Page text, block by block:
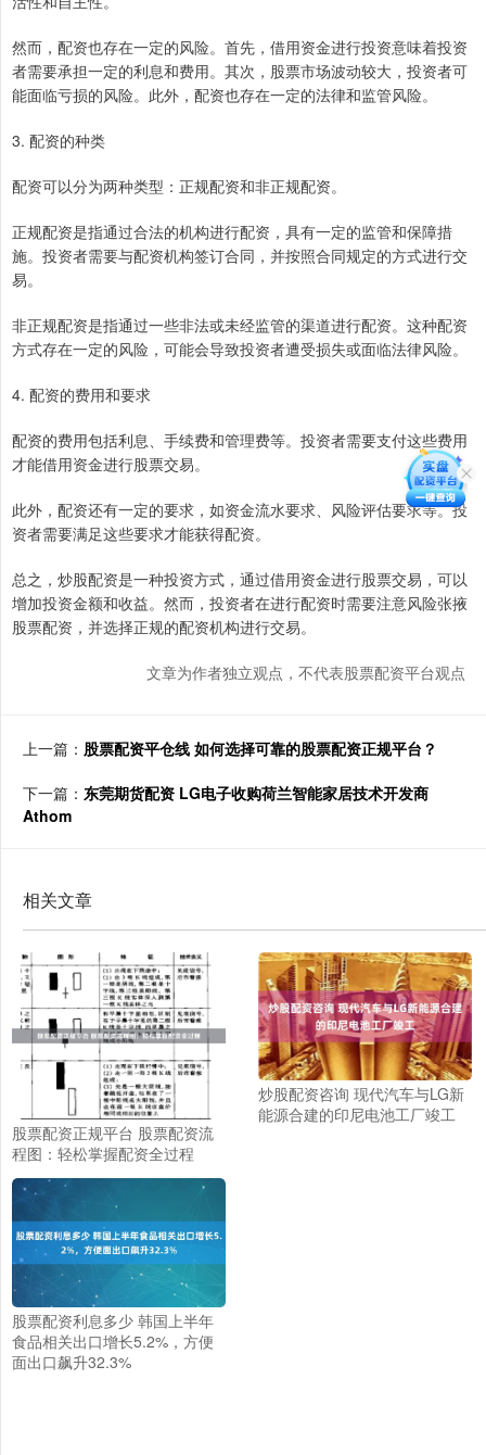
然而，配资也存在一定的风险。首先，借用资金进行投资意味着投资
者需要承担一定的利息和费用。其次，股票市场波动较大，投资者可
能面临亏损的风险。此外，配资也存在一定的法律和监管风险。
3. 配资的种类
配资可以分为两种类型：正规配资和非正规配资。
正规配资是指通过合法的机构进行配资，具有一定的监管和保障措
施。投资者需要与配资机构签订合同，并按照合同规定的方式进行交
易。
非正规配资是指通过一些非法或未经监管的渠道进行配资。这种配资
方式存在一定的风险，可能会导致投资者遭受损失或面临法律风险。
4. 配资的费用和要求
配资的费用包括利息、手续费和管理费等。投资者需要支付这些费用
才能借用资金进行股票交易。
此外，配资还有一定的要求，如资金流水要求、风险评估要求等。投
资者需要满足这些要求才能获得配资。
总之，炒股配资是一种投资方式，通过借用资金进行股票交易，可以
增加投资金额和收益。然而，投资者在进行配资时需要注意风险张掖
股票配资，并选择正规的配资机构进行交易。
文章为作者独立观点，不代表股票配资平台观点
上一篇： 股票配资平仓线 如何选择可靠的股票配资正规平台？
下一篇： 东莞期货配资 LG电子收购荷兰智能家居技术开发商
Athom
相关文章
股票配资正规平台 股票配资流
程图：轻松掌握配资全过程
炒股配资咨询 现代汽车与LG新
能源合建的印尼电池工厂竣工
股票配资利息多少 韩国上半年
食品相关出口增长5.2%，方便
面出口飙升32.3%